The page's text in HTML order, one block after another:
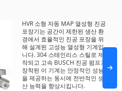
HVR 소형 자동 MAP 열성형 진공
포장기는 공간이 제한된 생산 환
경에서 효율적인 진공 포장을 위
해 설계된 고성능 열성형 기계입
니다. 304 스테인리스 스틸로 제
작되고 고속 BUSCH 진공 펌프가
장착된 이 기계는 안정적인 성능
을 제공하는 동시에 전반적인 생
산 능력을 향상시킵니다.